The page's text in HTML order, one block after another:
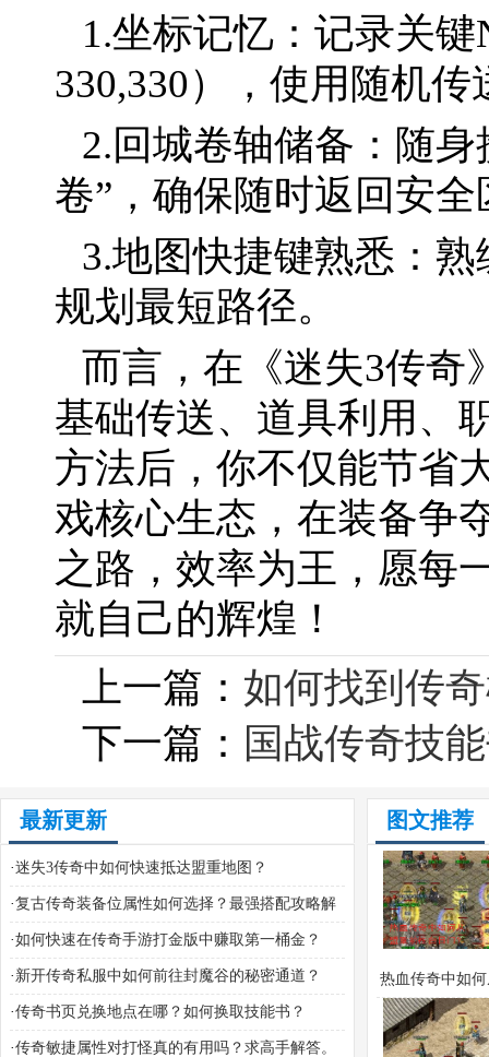
1.坐标记忆：记录关
330,330），使用随机
2.回城卷轴储备：随
卷”，确保随时返回安全
3.地图快捷键熟悉：
规划最短路径。
而言，在《迷失3传奇
基础传送、道具利用、
方法后，你不仅能节省
戏核心生态，在装备争
之路，效率为王，愿每
就自己的辉煌！
上一篇： 如何找到传
下一篇： 国战传奇技
最新更新
·迷失3传奇中如何快速抵达盟重地图？
·复古传奇装备位属性如何选择？最强搭配攻略解
析
·如何快速在传奇手游打金版中赚取第一桶金？
· 新开传奇私服中如何前往封魔谷的秘密通道？
·传奇书页兑换地点在哪？如何换取技能书？
·传奇敏捷属性对打怪真的有用吗？求高手解答。
图文推荐
热血传奇中如
前往白日